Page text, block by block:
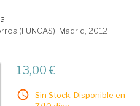
(FUNCAS). Madrid, 2012
13,00 €
Sin Stock. Disponible en